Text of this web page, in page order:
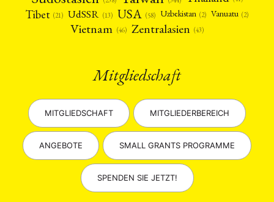
Tibet (21) UdSSR (13) USA (58) Uzbekistan (2) Vanuatu (2)
Vietnam (46) Zentralasien (43)
Mitgliedschaft
MITGLIEDSCHAFT MITGLIEDERBEREICH
ANGEBOTE SMALL GRANTS PROGRAMME
SPENDEN SIE JETZT!